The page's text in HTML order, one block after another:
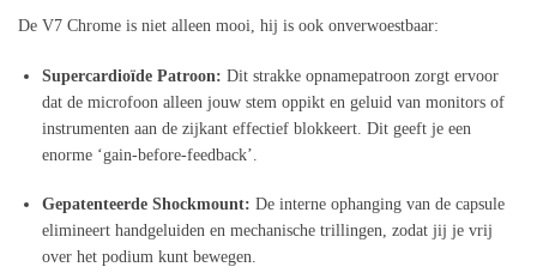
De V7 Chrome is niet alleen mooi, hij is ook onverwoestbaar:
Supercardioïde Patroon: Dit strakke opnamepatroon zorgt ervoor
dat de microfoon alleen jouw stem oppikt en geluid van monitors of
instrumenten aan de zijkant effectief blokkeert. Dit geeft je een
enorme ‘gain-before-feedback’.
Gepatenteerde Shockmount: De interne ophanging van de capsule
elimineert handgeluiden en mechanische trillingen, zodat jij je vrij
over het podium kunt bewegen.